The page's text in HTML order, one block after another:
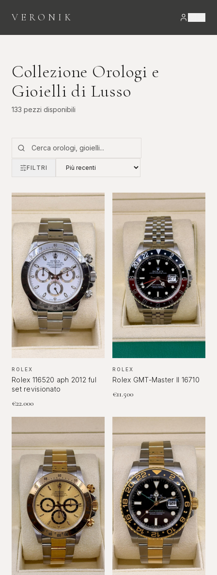
VERONIK
Collezione Orologi e
Gioielli di Lusso
133 pezzi disponibili
FILTRI
ROLEX
Rolex 116520 aph 2012 ful
set revisionato
€22.000
ROLEX
Rolex GMT-Master II 16710
€11.500